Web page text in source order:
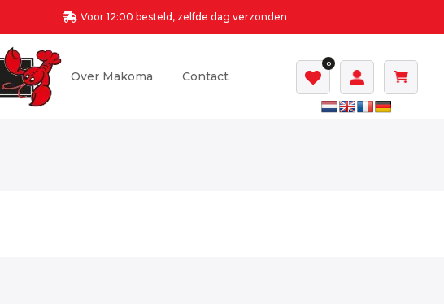
Voor 12:00 besteld, zelfde dag verzonden
Over Makoma Contact
0